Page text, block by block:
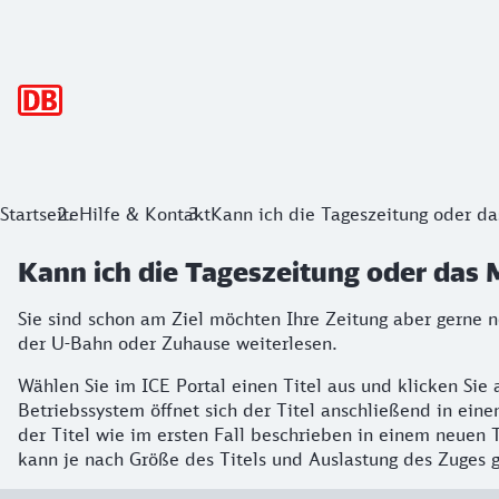
StartseiteHilfe & KontaktKann ich die Tageszeitung oder
Kann ich die Tageszeitung oder das
Sie sind schon am Ziel möchten Ihre Zeitung aber
der U-Bahn oder Zuhause weiterlesen.
Wählen Sie im ICE Portal einen Titel aus und klicken
Betriebssystem öffnet sich der Titel anschließend in
der Titel wie im ersten Fall beschrieben in einem neuen
kann je nach Größe des Titels und Auslastung des Zuges